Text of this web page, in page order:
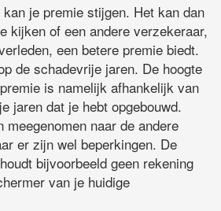
je premie stijgen. Het kan dan
kijken of een andere verzekeraar,
een betere premie biedt.
de schadevrije jaren. De hoogte
is namelijk afhankelijk van
jaren dat je hebt opgebouwd.
meegenomen naar de andere
er zijn wel beperkingen. De
bijvoorbeeld geen rekening
van je huidige